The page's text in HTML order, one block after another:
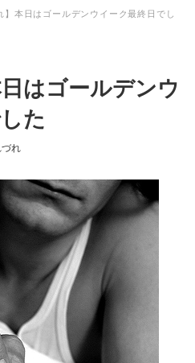
】本日はゴールデンウイーク最終日でし
はゴールデンウ
た
ー
れ